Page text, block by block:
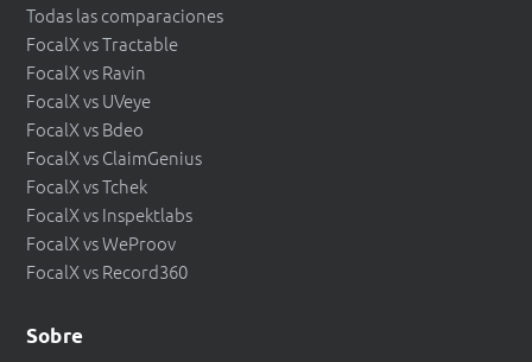
Todas las comparaciones
FocalX vs Tractable
FocalX vs Ravin
FocalX vs UVeye
FocalX vs Bdeo
FocalX vs ClaimGenius
FocalX vs Tchek
FocalX vs Inspektlabs
FocalX vs WeProov
FocalX vs Record360
Sobre